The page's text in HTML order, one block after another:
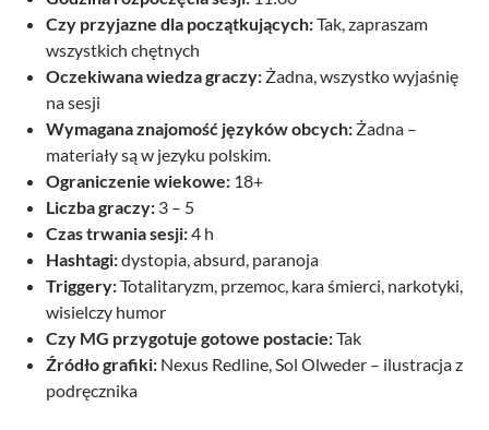
Czy przyjazne dla początkujących:Tak, zapraszam
wszystkich chętnych
Oczekiwana wiedza graczy: Żadna, wszystko wyjaśnię
na sesji
Wymagana znajomość języków obcych: Żadna –
materiały są w jezyku polskim.
Ograniczenie wiekowe: 18+
Liczba graczy: 3 – 5
Czas trwania sesji:4 h
Hashtagi:dystopia, absurd, paranoja
Triggery:Totalitaryzm, przemoc, kara śmierci, narkotyki,
wisielczy humor
Czy MG przygotuje gotowe postacie:Tak
Źródło grafiki: Nexus Redline, Sol Olweder – ilustracja z
podręcznika